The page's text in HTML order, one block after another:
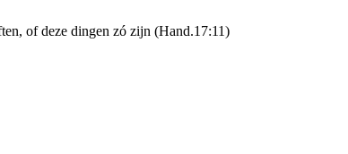
of deze dingen zó zijn (Hand.17:11)